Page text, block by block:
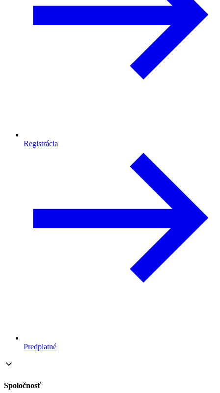
Registrácia
Predplatné
Spoločnosť